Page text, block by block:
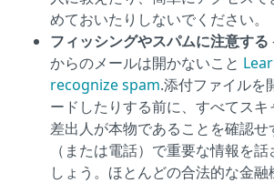
めておいたりしないでください。
フィッシングやスパムに注意する
からのメールは開かないこと
recognize spam.添付ファイルを
ードしたりする前に、すべてスキ
差出人が本物であることを確認
（または電話）で重要な情報を
しょう。ほとんどの合法的な金